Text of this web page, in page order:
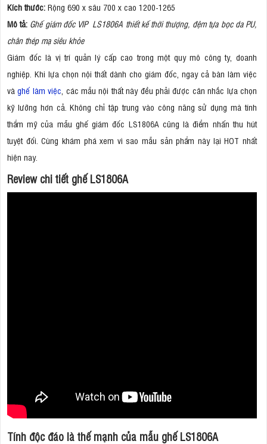
Kích thước: Rộng 690 x sâu 700 x cao 1200-1265
Mô tả: Ghế giám đốc VIP LS1806A thiết kế thời thượng, đệm tựa bọc da PU,
chân thép mạ siêu khỏe
Giám đốc là vị trí quản lý cấp cao trong một quy mô công ty, doanh
nghiệp. Khi lựa chọn nội thất dành cho giám đốc, ngay cả bàn làm việc
vàghế làm việc , các mẫu nội thất này đều phải được cân nhắc lựa chọn
kỹ lưỡng hơn cả. Không chỉ tập trung vào công năng sử dụng mà tính
thẩm mỹ của mẫu ghế giám đốc LS1806A cũng là điểm nhấn thu hút
tuyệt đối. Cùng khám phá xem vì sao mẫu sản phẩm này lại HOT nhất
hiện nay.
Review chi tiết ghế LS1806A
Tính độc đáo là thế mạnh của mẫu ghế LS1806A